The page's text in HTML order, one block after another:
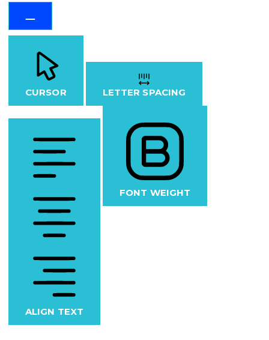
CURSOR LETTER SPACING
ALIGN TEXT
FONT WEIGHT